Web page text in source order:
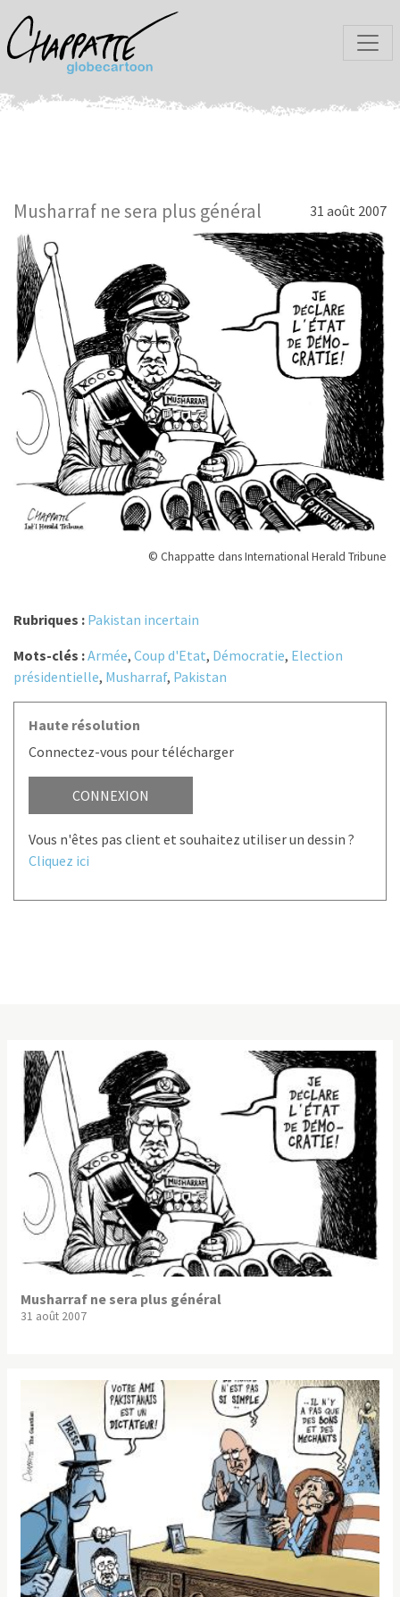
Musharraf ne sera plus général 31 août 2007
© Chappatte dans International Herald Tribune
Rubriques : Pakistan incertain
Mots-clés :Armée, Coup d'Etat, Démocratie, Election
présidentielle, Musharraf, Pakistan
Haute résolution
Connectez-vous pour télécharger
CONNEXION
Vous n'êtes pas client et souhaitez utiliser un dessin ?
Cliquez ici
Musharraf ne sera plus général
31 août 2007